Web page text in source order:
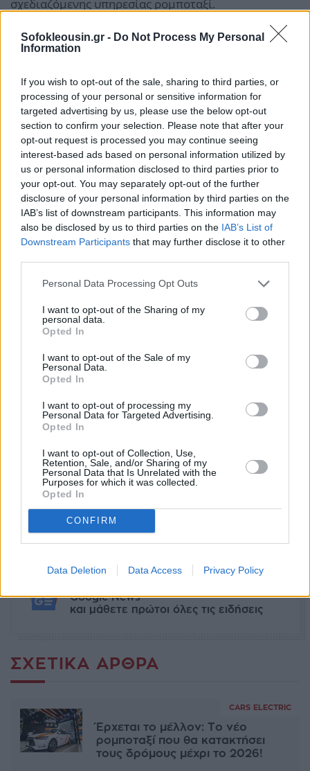
Sofokleousin.gr - Do Not Process My Personal
Information
If you wish to opt-out of the sale, sharing to third parties, or
processing of your personal or sensitive information for
targeted advertising by us, please use the below opt-out
section to confirm your selection. Please note that after your
opt-out request is processed you may continue seeing
interest-based ads based on personal information utilized by
us or personal information disclosed to third parties prior to
your opt-out. You may separately opt-out of the further
disclosure of your personal information by third parties on the
IAB’s list of downstream participants. This information may
also be disclosed by us to third parties on the IAB’s List of
Downstream Participants that may further disclose it to other
Personal Data Processing Opt Outs
I want to opt-out of the Sharing of my
personal data.
Opted In
I want to opt-out of the Sale of my
Personal Data.
Opted In
I want to opt-out of processing my
Personal Data for Targeted Advertising.
Opted In
I want to opt-out of Collection, Use,
Retention, Sale, and/or Sharing of my
Personal Data that Is Unrelated with the
Purposes for which it was collected.
Opted In
CONFIRM
Data Deletion Data Access Privacy Policy
σχεδιαζόμενης υπηρεσίας ρομποταξί.
Καθώςο ανταγωνισμός εντείνεται, η Waymo
δίνοντας έμφαση στη σταθερότητα, την ασφάλεια και
τη δημόσια αποδοχή, ενώ η Tesla ακολουθεί πιο
επιθετικό μοντέλο ανάπτυξης.
Η Καλιφόρνια – με τις καινοτομίες, αλλά και τις
αυστηρές ρυθμίσεις της – εξακολουθεί να αποτελεί
κρίσιμο πεδίο δοκιμών για το μέλλον των
αυτόνομων μεταφορών στις Ηνωμένες Πολιτείες.
Ετικέτες αυτόνομη οδήγηση ρομπότ
ΗΠΑ
Alphabet
facebook
Google News
και μάθετε πρώτοι όλες τις ειδήσεις
ΣΧΕΤΙΚΆ ΆΡΘΡΑ
CARS ELECTRIC
Έρχεται το μέλλον: Το νέο
ρομποταξί που θα κατακτήσει
τους δρόμους μέχρι το 2026!